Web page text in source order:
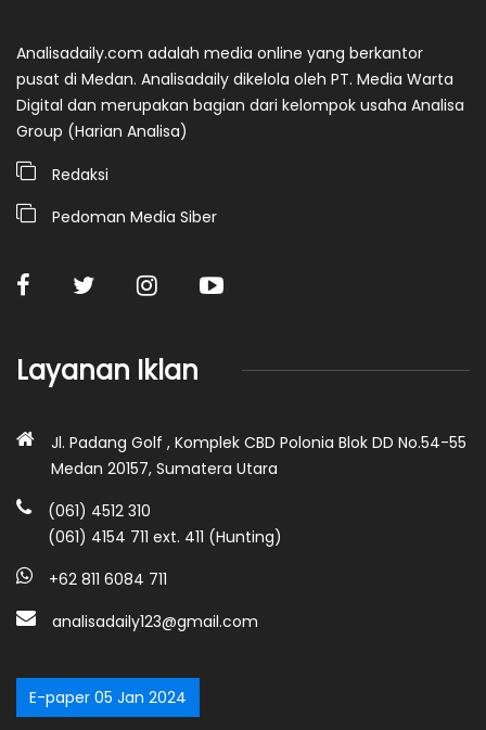
Analisadaily.com adalah media online yang berkantor
pusat di Medan. Analisadaily dikelola oleh PT. Media Warta
Digital dan merupakan bagian dari kelompok usaha Analisa
Group (Harian Analisa)
Redaksi
Pedoman Media Siber
Layanan Iklan
Jl. Padang Golf , Komplek CBD Polonia Blok DD No.54-55
Medan 20157, Sumatera Utara
(061) 4512 310
(061) 4154 711 ext. 411 (Hunting)
+62 811 6084 711
analisadaily123@gmail.com
E-paper 05 Jan 2024